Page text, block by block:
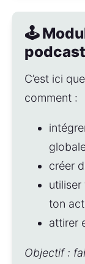
🕹️
C’est ici
comment :
créer
ton
attirer
Objectif :